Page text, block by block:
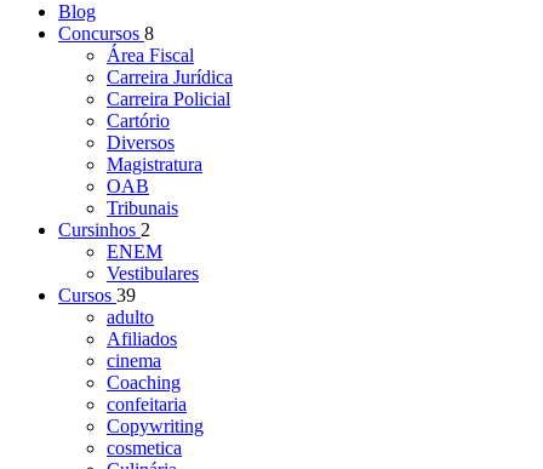
Blog
Concursos 8
Área Fiscal
Carreira Jurídica
Carreira Policial
Cartório
Diversos
Magistratura
OAB
Tribunais
Cursinhos 2
ENEM
Vestibulares
Cursos 39
adulto
Afiliados
cinema
Coaching
confeitaria
Copywriting
cosmetica